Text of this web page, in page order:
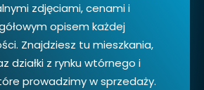
zdjęciami, cenami i
opisem każdej
Znajdziesz tu mieszkania,
działki z rynku wtórnego i
prowadzimy w sprzedaży.